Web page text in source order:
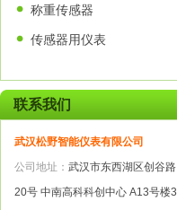
称重传感器
传感器用仪表
联系我们
武汉松野智能仪表有限公司
公司地址： 武汉市东西湖区创谷路
20号 中南高科科创中心 A13号楼3